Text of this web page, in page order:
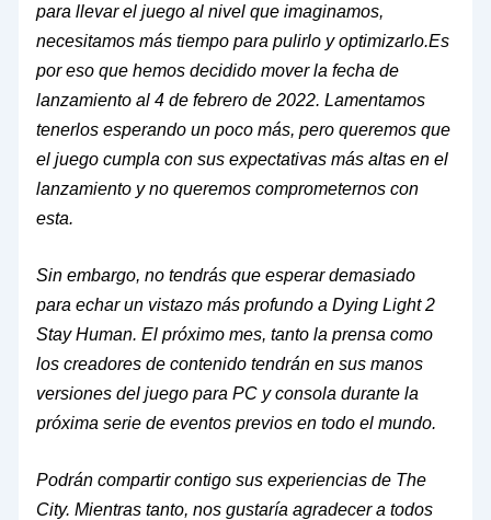
para llevar el juego al nivel que imaginamos,
necesitamos más tiempo para pulirlo y optimizarlo.Es
por eso que hemos decidido mover la fecha de
lanzamiento al 4 de febrero de 2022. Lamentamos
tenerlos esperando un poco más, pero queremos que
el juego cumpla con sus expectativas más altas en el
lanzamiento y no queremos comprometernos con
esta.
Sin embargo, no tendrás que esperar demasiado
para echar un vistazo más profundo a Dying Light 2
Stay Human. El próximo mes, tanto la prensa como
los creadores de contenido tendrán en sus manos
versiones del juego para PC y consola durante la
próxima serie de eventos previos en todo el mundo.
Podrán compartir contigo sus experiencias de The
City. Mientras tanto, nos gustaría agradecer a todos